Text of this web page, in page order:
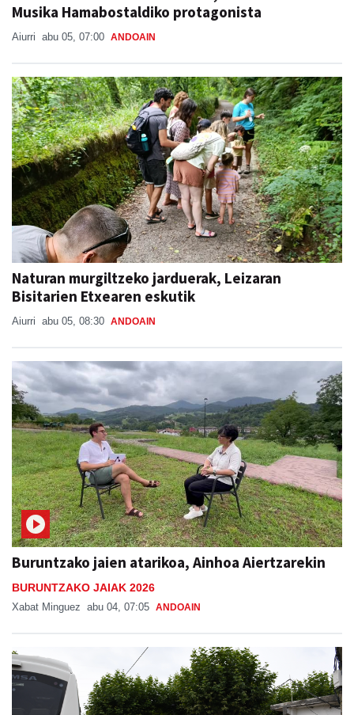
Musika Hamabostaldiko protagonista
Aiurri abu 05, 07:00 ANDOAIN
Naturan murgiltzeko jarduerak, Leizaran
Bisitarien Etxearen eskutik
Aiurri abu 05, 08:30 ANDOAIN
Buruntzako jaien atarikoa, Ainhoa Aiertzarekin
BURUNTZAKO JAIAK 2026
Xabat Minguez abu 04, 07:05 ANDOAIN